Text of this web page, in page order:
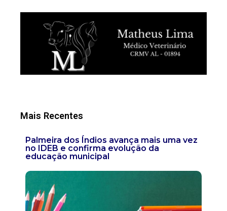
Mais Recentes
Palmeira dos Índios avança mais uma vez
no IDEB e confirma evolução da
educação municipal